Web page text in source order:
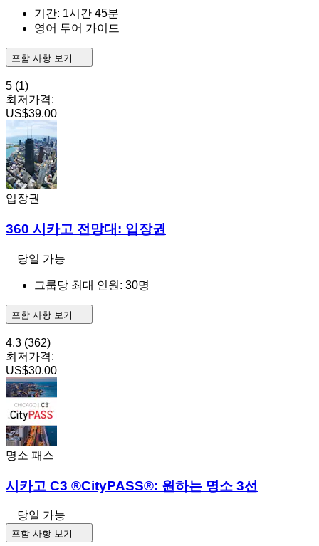
기간: 1시간 45분
영어 투어 가이드
포함 사항 보기
5 (1)
최저가격:
US$39.00
입장권
360 시카고 전망대: 입장권
당일 가능
그룹당 최대 인원: 30명
포함 사항 보기
4.3 (362)
최저가격:
US$30.00
명소 패스
시카고 C3 ®CityPASS®: 원하는 명소 3선
당일 가능
포함 사항 보기